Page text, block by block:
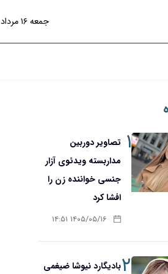
جمعه ۱۶ مرداد ۱۴۰۵
۱ تصاویر دوربین
مداربسته ویدئوی آزار
جنسی خواننده زن را
افشا کرد
۱۴۰۵/۰۵/۱۶ ۱۴:۵۱
۲بادیگارد نیوشا ضیغمی